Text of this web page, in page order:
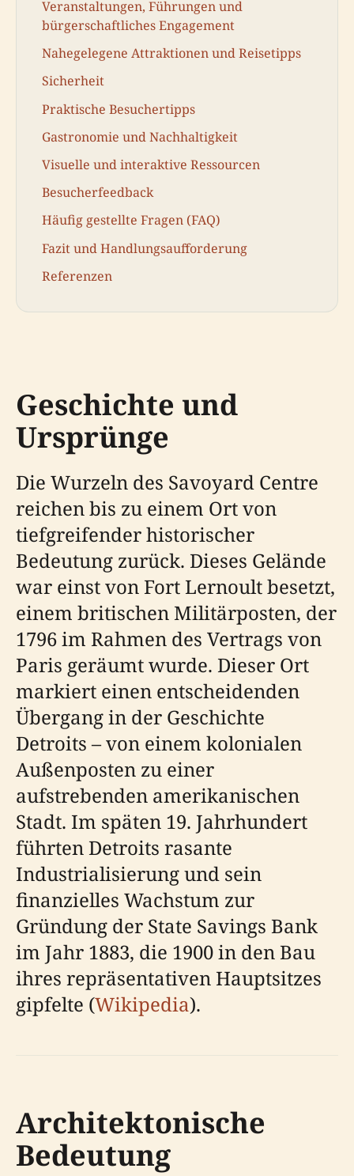
Veranstaltungen, Führungen und
bürgerschaftliches Engagement
Nahegelegene Attraktionen und Reisetipps
Sicherheit
Praktische Besuchertipps
Gastronomie und Nachhaltigkeit
Visuelle und interaktive Ressourcen
Besucherfeedback
Häufig gestellte Fragen (FAQ)
Fazit und Handlungsaufforderung
Referenzen
Geschichte und
Ursprünge
Die Wurzeln des Savoyard Centre
reichen bis zu einem Ort von
tiefgreifender historischer
Bedeutung zurück. Dieses Gelände
war einst von Fort Lernoult besetzt,
einem britischen Militärposten, der
1796 im Rahmen des Vertrags von
Paris geräumt wurde. Dieser Ort
markiert einen entscheidenden
Übergang in der Geschichte
Detroits – von einem kolonialen
Außenposten zu einer
aufstrebenden amerikanischen
Stadt. Im späten 19. Jahrhundert
führten Detroits rasante
Industrialisierung und sein
finanzielles Wachstum zur
Gründung der State Savings Bank
im Jahr 1883, die 1900 in den Bau
ihres repräsentativen Hauptsitzes
gipfelte (Wikipedia).
Architektonische
Bedeutung